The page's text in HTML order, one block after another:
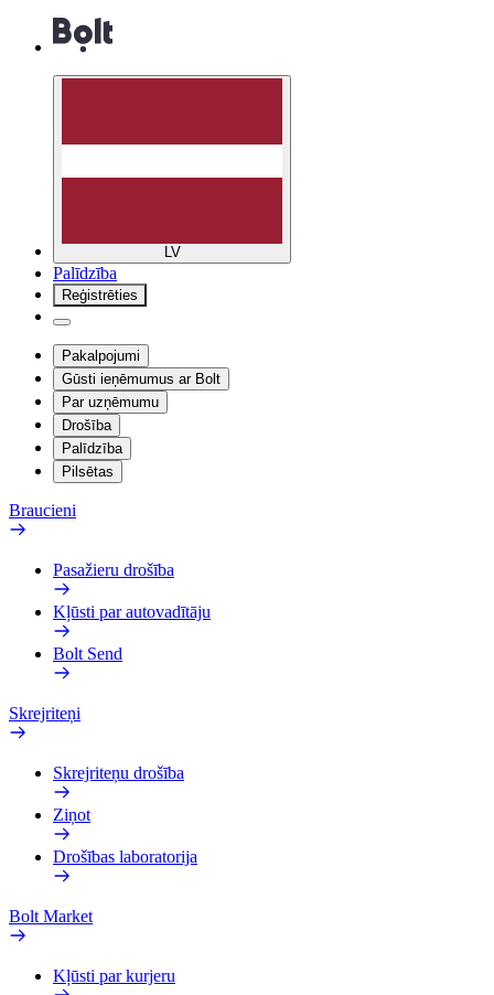
LV
Palīdzība
Reģistrēties
Pakalpojumi
Gūsti ieņēmumus ar Bolt
Par uzņēmumu
Drošība
Palīdzība
Pilsētas
Braucieni
Pasažieru drošība
Kļūsti par autovadītāju
Bolt Send
Skrejriteņi
Skrejriteņu drošība
Ziņot
Drošības laboratorija
Bolt Market
Kļūsti par kurjeru